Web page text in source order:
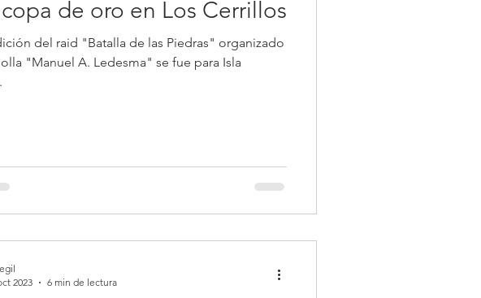
de oro en Los Cerrillos
del raid "Batalla de las Piedras" organizado
"Manuel A. Ledesma" se fue para Isla
2023
6 min de lectura